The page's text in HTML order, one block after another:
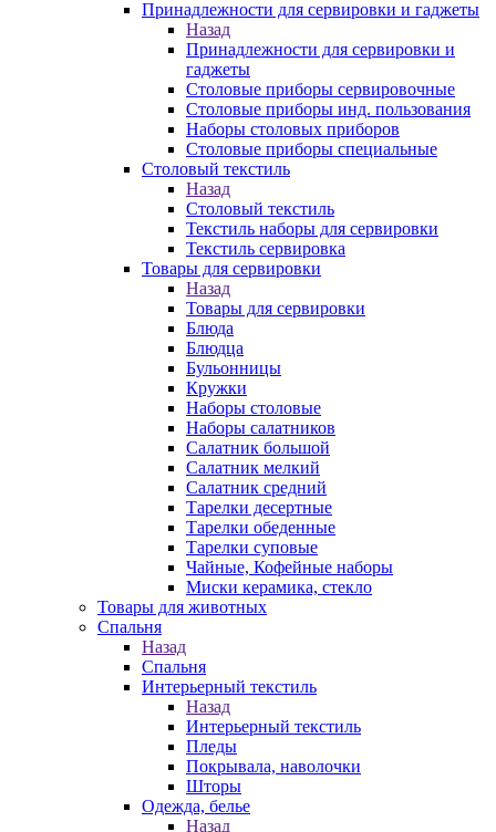
Принадлежности для сервировки и гаджеты
Назад
Принадлежности для сервировки и
гаджеты
Столовые приборы сервировочные
Столовые приборы инд. пользования
Наборы столовых приборов
Столовые приборы специальные
Столовый текстиль
Назад
Столовый текстиль
Текстиль наборы для сервировки
Текстиль сервировка
Товары для сервировки
Назад
Товары для сервировки
Блюда
Блюдца
Бульонницы
Кружки
Наборы столовые
Наборы салатников
Салатник большой
Салатник мелкий
Салатник средний
Тарелки десертные
Тарелки обеденные
Тарелки суповые
Чайные, Кофейные наборы
Миски керамика, стекло
Товары для животных
Спальня
Назад
Спальня
Интерьерный текстиль
Назад
Интерьерный текстиль
Пледы
Покрывала, наволочки
Шторы
Одежда, белье
Назад